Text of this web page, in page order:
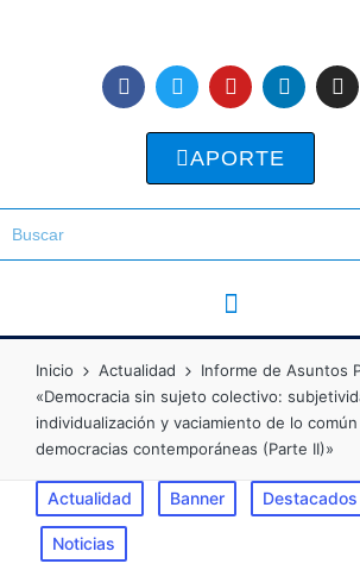
APORTE
Inicio Actualidad
Informe de Asuntos
«Democracia sin sujeto colectivo:
individualización y vaciamiento de lo
democracias contemporáneas (Parte II)»
Actualidad Banner Destacados
Noticias